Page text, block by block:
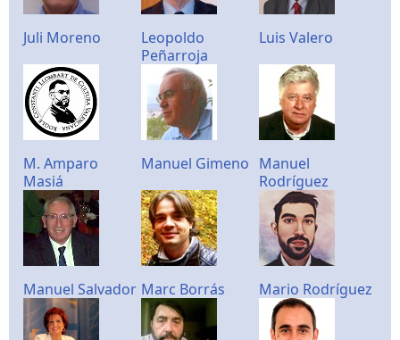
Juli Moreno
Leopoldo
Peñarroja
Luis Valero
M. Amparo
Masiá
Manuel Gimeno Manuel
Rodríguez
Manuel Salvador Marc Borrás Mario Rodríguez